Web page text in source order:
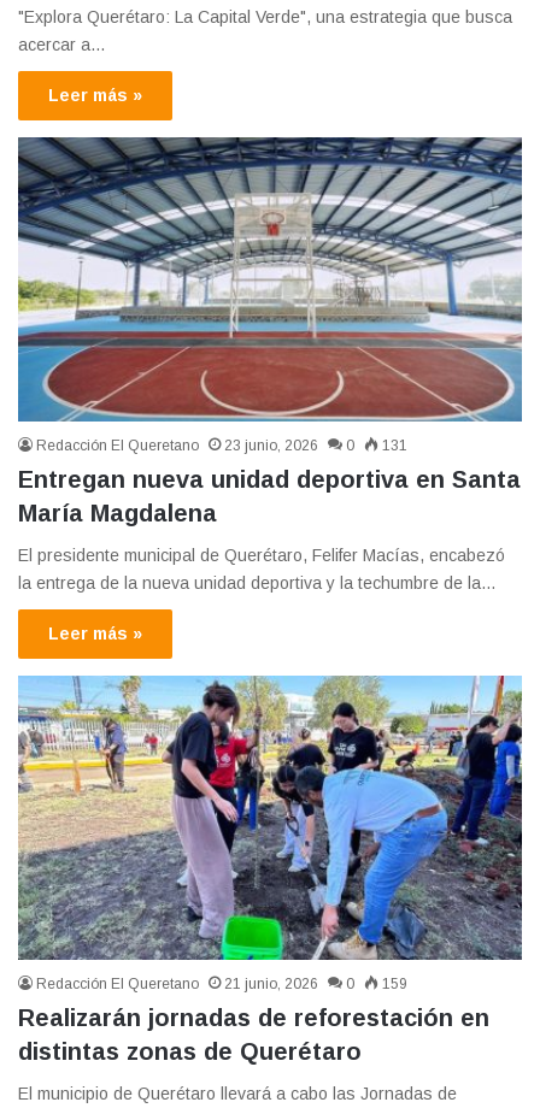
"Explora Querétaro: La Capital Verde", una estrategia que busca
acercar a…
Leer más »
Redacción El Queretano 23 junio, 2026 0 131
Entregan nueva unidad deportiva en Santa
María Magdalena
El presidente municipal de Querétaro, Felifer Macías, encabezó
la entrega de la nueva unidad deportiva y la techumbre de la…
Leer más »
Redacción El Queretano 21 junio, 2026 0 159
Realizarán jornadas de reforestación en
distintas zonas de Querétaro
El municipio de Querétaro llevará a cabo las Jornadas de